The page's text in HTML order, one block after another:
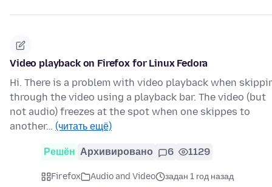
Video playback on Firefox for Linux Fedora
Hi. There is a problem with video playback when
through the video using a playback bar. The video (but
not audio) freezes at the spot when one skippes to
another… (читать ещё)
Решён Архивировано 6 1129
Firefox Audio and Video
задан 1 год назад